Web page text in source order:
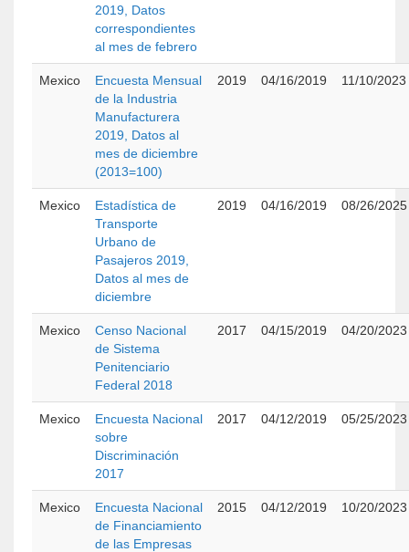
2019, Datos
correspondientes
al mes de febrero
Mexico
Encuesta Mensual
de la Industria
Manufacturera
2019, Datos al
mes de diciembre
(2013=100)
2019 04/16/2019 11/10/2023
Mexico
Estadística de
Transporte
Urbano de
Pasajeros 2019,
Datos al mes de
diciembre
2019 04/16/2019 08/26/2025
Mexico
Censo Nacional
de Sistema
Penitenciario
Federal 2018
2017 04/15/2019 04/20/2023
Mexico
Encuesta Nacional
sobre
Discriminación
2017
2017 04/12/2019 05/25/2023
Mexico
Encuesta Nacional
de Financiamiento
de las Empresas
2015 04/12/2019 10/20/2023